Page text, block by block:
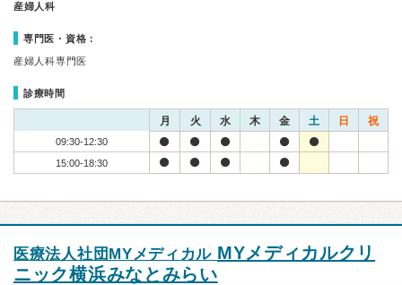
産婦人科
専門医・資格：
産婦人科専門医
診療時間
月 火 水 木 金 土 日 祝
09:30-12:30
15:00-18:30
医療法人社団MYメディカル MYメディカルクリ
ニック横浜みなとみらい